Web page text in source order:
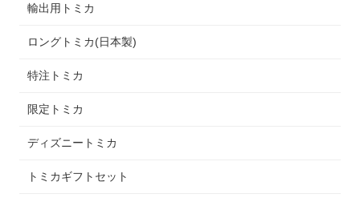
輸出用トミカ
ロングトミカ(日本製)
特注トミカ
限定トミカ
ディズニートミカ
トミカギフトセット